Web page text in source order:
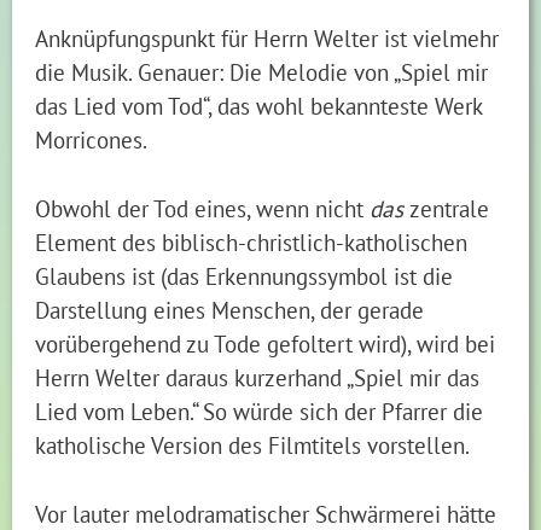
Anknüpfungspunkt für Herrn Welter ist vielmehr
die Musik. Genauer: Die Melodie von „Spiel mir
das Lied vom Tod“, das wohl bekannteste Werk
Morricones.
Obwohl der Tod eines, wenn nicht daszentrale
Element des biblisch-christlich-katholischen
Glaubens ist (das Erkennungssymbol ist die
Darstellung eines Menschen, der gerade
vorübergehend zu Tode gefoltert wird), wird bei
Herrn Welter daraus kurzerhand „Spiel mir das
Lied vom Leben.“ So würde sich der Pfarrer die
katholische Version des Filmtitels vorstellen.
Vor lauter melodramatischer Schwärmerei hätte